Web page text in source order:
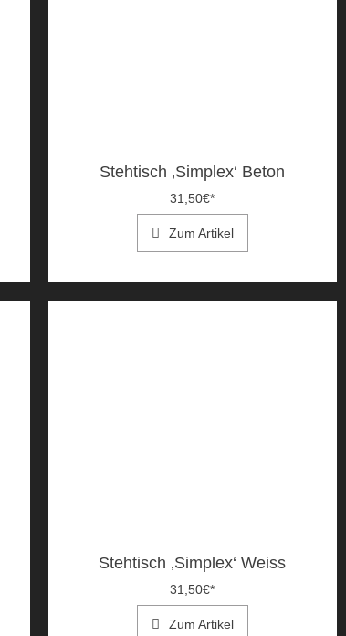
Stehtisch ‚Simplex‘ Beton
31,50€*
Zum Artikel
Stehtisch ‚Simplex‘ Weiss
31,50€*
Zum Artikel